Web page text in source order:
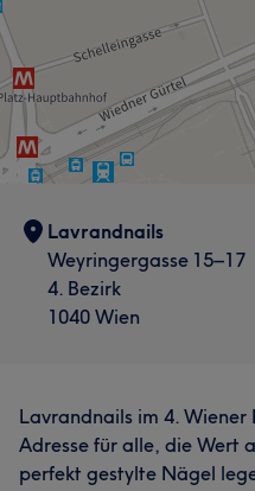
Lavrandnails
Weyringergasse 15–17
4. Bezirk
1040 Wien
Lavrandnails im 4.
Adresse für alle, die Wert
perfekt gestylte Nägel